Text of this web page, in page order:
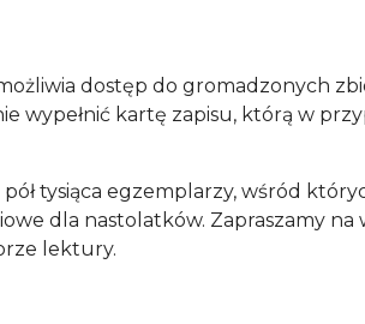
dostęp do gromadzonych
wypełnić kartę zapisu, którą w
1967 roku.
tysiąca egzemplarzy, wśród
dla nastolatków. Zapraszamy
lektury.